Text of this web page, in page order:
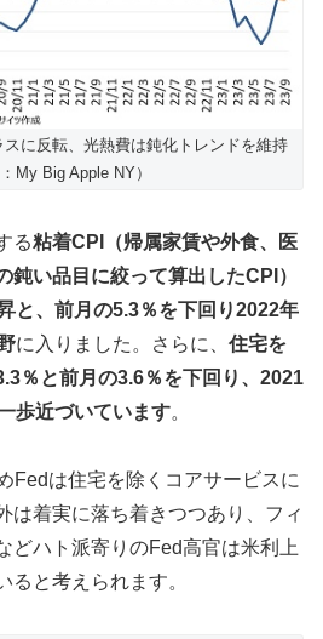
に反転、光熱費は鈍化トレンドを維持
：My Big Apple NY）
る粘着CPI（帰属家賃や外食、医
鈍い品目に絞って算出したCPI）
と、前月の5.3％を下回り2022年
に入りました。さらに、 住宅を
％と前月の3.6％を下回り、2021
歩近づいています。
Fedは住宅を除くコアサービスに
は着実に落ち着きつつあり、フィ
どハト派寄りのFed高官は米利上
ると考えられます。